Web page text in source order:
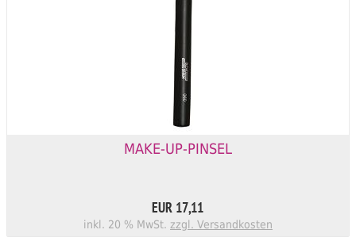
MAKE-UP-PINSEL
EUR 17,11
inkl. 20 % MwSt. zzgl. Versandkosten